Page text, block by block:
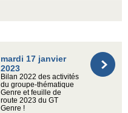
mardi 17 janvier
2023
Bilan 2022 des activités
du groupe-thématique
Genre et feuille de
route 2023 du GT
Genre !